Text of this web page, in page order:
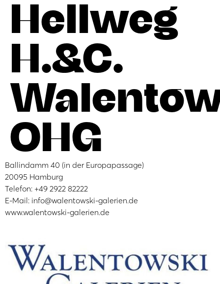
Hellweg
H.&C.
OHG
Ballindamm 40 (in der Europapassage)
20095 Hamburg
Telefon: +49 2922 82222
E-Mail: info@walentowski-galerien.de
www.walentowski-galerien.de